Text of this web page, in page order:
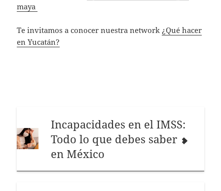
maya
Te invitamos a conocer nuestra network ¿Qué hacer
en Yucatán?
Incapacidades en el IMSS:
Todo lo que debes saber
en México